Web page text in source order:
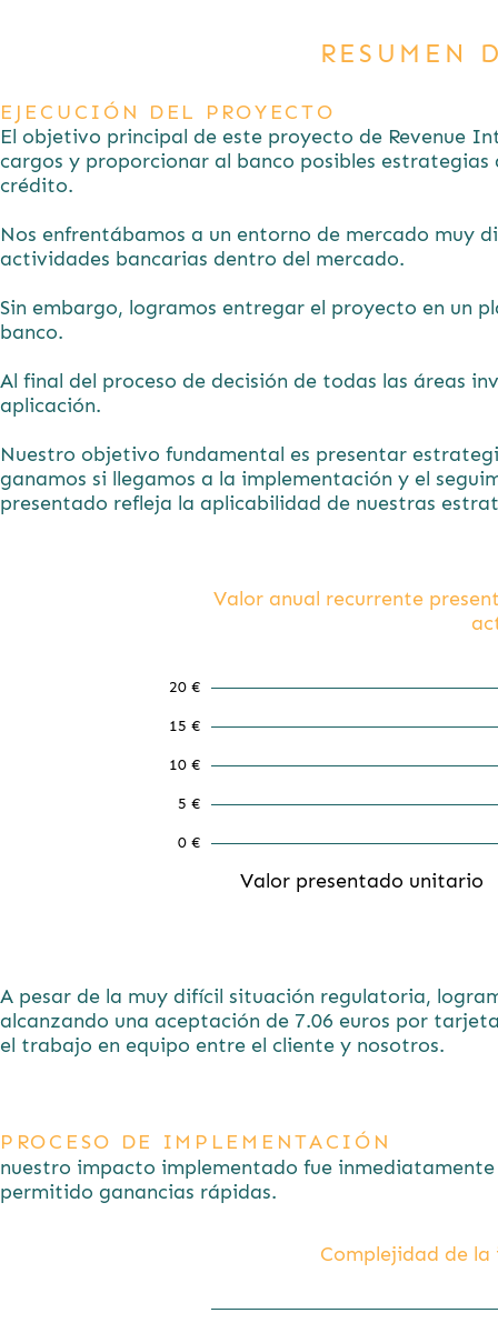
RESUMEN
EJECUCIÓN DEL PROYECTO
El objetivo principal de este proyecto de Revenue
cargos y proporcionar al banco posibles
crédito.
Nos enfrentábamos a un entorno de mercado muy
actividades bancarias dentro del mercado.
Sin embargo, logramos entregar el proyecto en un
banco.
Al final del proceso de decisión de todas las áreas
aplicación.
Nuestro objetivo fundamental es presentar
ganamos si llegamos a la implementación y el
presentado refleja la aplicabilidad de nuestras
20 €
15 €
10 €
5 €
0 €
Valor anual recurrente
16.47
Valor presentado unitario
A pesar de la muy difícil situación regulatoria,
alcanzando una aceptación de 7.06 euros por
el trabajo en equipo entre el cliente y nosotros.
PROCESO DE IMPLEMENTACIÓN
nuestro impacto implementado fue
permitido ganancias rápidas.
Complejidad de